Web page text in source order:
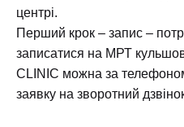
МРТ кульшового суглоба/
МРТ кульшового +
суглоба однієї кінцівки
центрі.
Перший крок – запис –
записатися на МРТ
CLINIC можна за
заявку на зворотний